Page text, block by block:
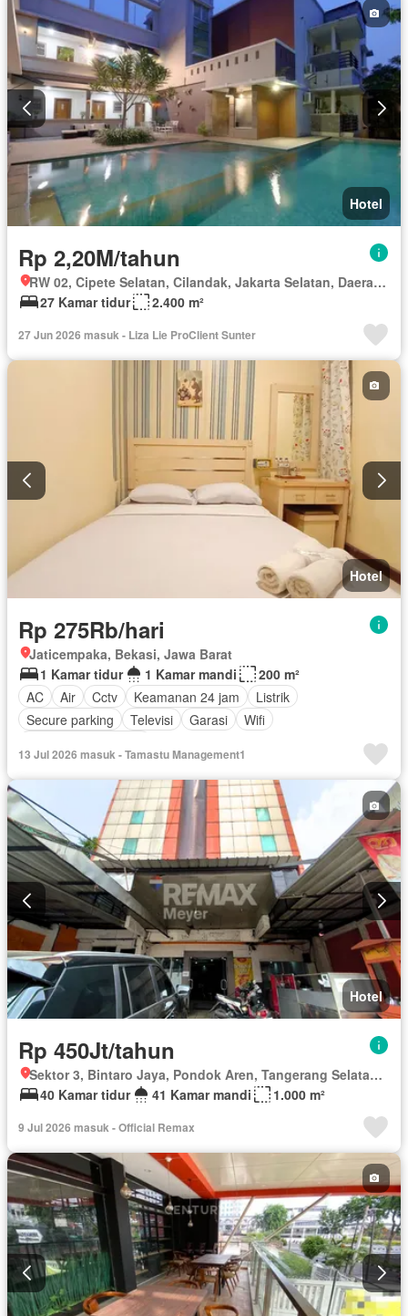
Hotel
Rp 2,20M/tahun
RW 02, Cipete Selatan, Cilandak, Jakarta Selatan, Daerah Khusus Ibukota Jakarta
27 Kamar tidur
2.400 m²
27 Jun 2026 masuk - Liza Lie ProClient Sunter
Hotel
Rp 275Rb/hari
Jaticempaka, Bekasi, Jawa Barat
1 Kamar tidur
1 Kamar mandi
200 m²
AC
Air Cctv Keamanan 24 jam
Listrik
Secure parking
Televisi Garasi
Wifi
13 Jul 2026 masuk - Tamastu Management1
Hotel
Rp 450Jt/tahun
Sektor 3, Bintaro Jaya, Pondok Aren, Tangerang Selatan, Banten
40 Kamar tidur
41 Kamar mandi 1.000 m²
9 Jul 2026 masuk - Official Remax